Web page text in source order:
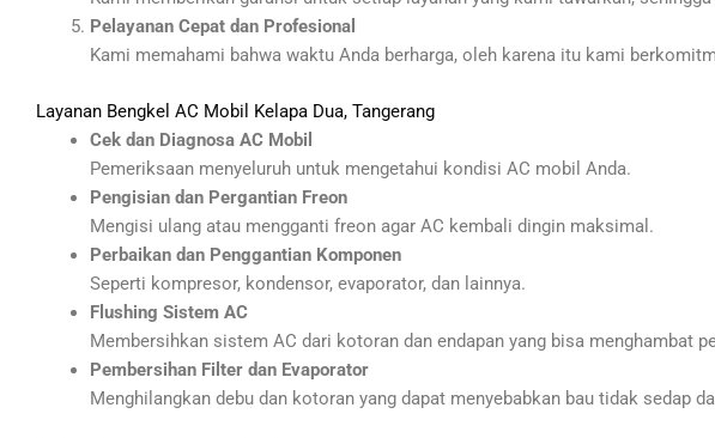
Pelayanan Cepat dan Profesional
Kami memahami bahwa waktu Anda berharga, oleh karena itu kami
Layanan Bengkel AC Mobil Kelapa Dua, Tangerang
Cek dan Diagnosa AC Mobil
Pemeriksaan menyeluruh untuk mengetahui kondisi AC mobil Anda.
Pengisian dan Pergantian Freon
Mengisi ulang atau mengganti freon agar AC kembali dingin maksimal.
Perbaikan dan Penggantian Komponen
Seperti kompresor, kondensor, evaporator, dan lainnya.
Flushing Sistem AC
Membersihkan sistem AC dari kotoran dan endapan yang bisa menghambat
Pembersihan Filter dan Evaporator
Menghilangkan debu dan kotoran yang dapat menyebabkan bau tidak sedap